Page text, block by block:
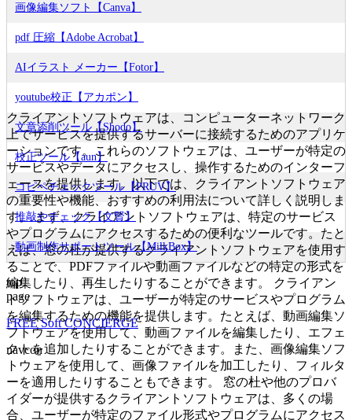
クライアントソフトウェアは、コンピューターネットワーク
上でサービスを提供するサーバーに接続するためのアプリケ
ーションです。これらのソフトウェアは、ユーザーが特定の
サービスやデータにアクセスし、操作するためのインターフ
ェースを提供します。以下では、クライアントソフトウェア
の重要性や機能、おすすめの利用法について詳しく説明しま
す。 まず、クライアントソフトウェアは、特定のサービス
やプログラムにアクセスするための便利なツールです。たと
えば、窓の杜が提供するクライアントソフトウェアを使用す
ることで、PDFファイルや動画ファイルなどの特定の形式を
編集したり、再生したりすることができます。 クライアン
トソフトウェアは、ユーザーが特定のサービスやプログラム
を編集するための機能を提供します。たとえば、動画編集ソ
フトウェアを使用して、動画ファイルを編集したり、エフェ
クトを追加したりすることができます。また、画像編集ソフ
トウェアを使用して、画像ファイルを加工したり、フィルタ
ーを適用したりすることもできます。 窓の杜や他のプロバ
イダーが提供するクライアントソフトウェアは、多くの場
合、ユーザーが特定のファイル形式やプログラムにアクセス
画像編集ソフト【Canva】
pdf 圧縮【Adobe Acrobat】
AIイラスト メーカー【Fotor】
youtube校正【アカポン】
文章添削ツール【Shodo】
校正ツール【aun】
コピペチェックツール【PRUV】
推敲やチェック【文賢】
動画制作サポートツール【MilkBox】
top
page
FREE Soft CONCIERGE
navcon